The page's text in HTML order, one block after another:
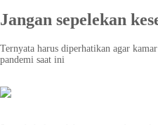
Jangan sepelekan
Ternyata harus diperhatikan agar
pandemi saat ini